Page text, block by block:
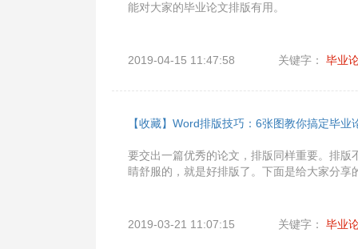
能对大家的毕业论文排版有用。
2019-04-15 11:47:58 关键字： 毕业
【收藏】Word排版技巧：6张图教你搞定毕业
要交出一篇优秀的论文，排版同样重要。排
睛舒服的，就是好排版了。下面是给大家分
2019-03-21 11:07:15 关键字： 毕业